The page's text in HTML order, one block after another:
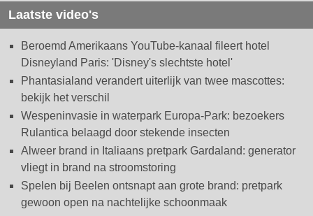
Laatste video's
Beroemd Amerikaans YouTube-kanaal fileert hotel
Disneyland Paris: 'Disney's slechtste hotel'
Phantasialand verandert uiterlijk van twee mascottes:
bekijk het verschil
Wespeninvasie in waterpark Europa-Park: bezoekers
Rulantica belaagd door stekende insecten
Alweer brand in Italiaans pretpark Gardaland: generator
vliegt in brand na stroomstoring
Spelen bij Beelen ontsnapt aan grote brand: pretpark
gewoon open na nachtelijke schoonmaak